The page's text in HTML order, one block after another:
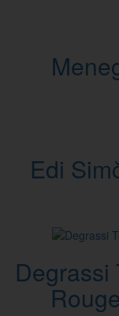
Edi
Degrassi